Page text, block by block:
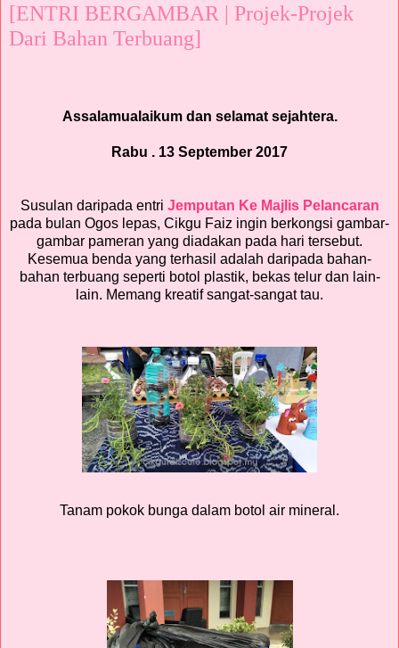
[ENTRI BERGAMBAR | Projek-Projek
Dari Bahan Terbuang]
Assalamualaikum dan selamat sejahtera.
Rabu . 13 September 2017
Susulan daripada entri Jemputan Ke Majlis Pelancaran
pada bulan Ogos lepas, Cikgu Faiz ingin berkongsi gambar-
gambar pameran yang diadakan pada hari tersebut.
Kesemua benda yang terhasil adalah daripada bahan-
bahan terbuang seperti botol plastik, bekas telur dan lain-
lain. Memang kreatif sangat-sangat tau.
Tanam pokok bunga dalam botol air mineral.